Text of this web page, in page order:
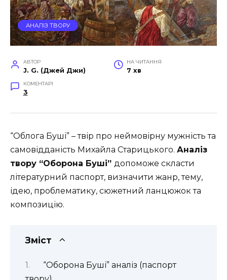
АНАЛІЗ ТВОРУ
АВТОР
J. G. (Джей Джи)
НА ЧИТАННЯ
7 хв
КОМЕНТАРІ
3
“Облога Буші” – твір про неймовірну мужність та
самовідданість Михайла Старицького. Аналіз
твору “Оборона Буші” допоможе скласти
літературний паспорт, визначити жанр, тему,
ідею, проблематику, сюжетний ланцюжок та
композицію.
Зміст
“Оборона Буші” аналіз (паспорт